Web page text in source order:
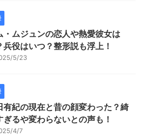
・ムジュンの恋人や熱愛彼女は
兵役はいつ？整形説も浮上！
5/23
有紀の現在と昔の顔変わった？綺
ぎるや変わらないとの声も！
4/7